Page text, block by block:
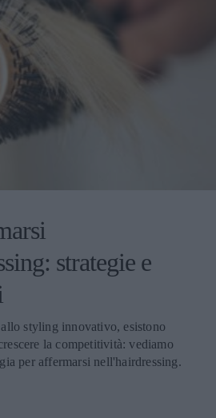
strategie e
styling innovativo, esistono
la competitività: vediamo
per affermarsi nell'hairdressing.